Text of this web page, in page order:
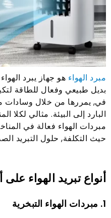
مبرد الهواء هو جهاز يبرد
بديل طبيعي وفعال للطاقة
في, يمررها من خلال وسادات
البارد إلى البيئة. مثالي لكلا
مبردات الهواء فعالة في
حيث التكلفة, حلول التبريد
أنواع تبريد الهواء
1. مبردات الهواء التبخرية